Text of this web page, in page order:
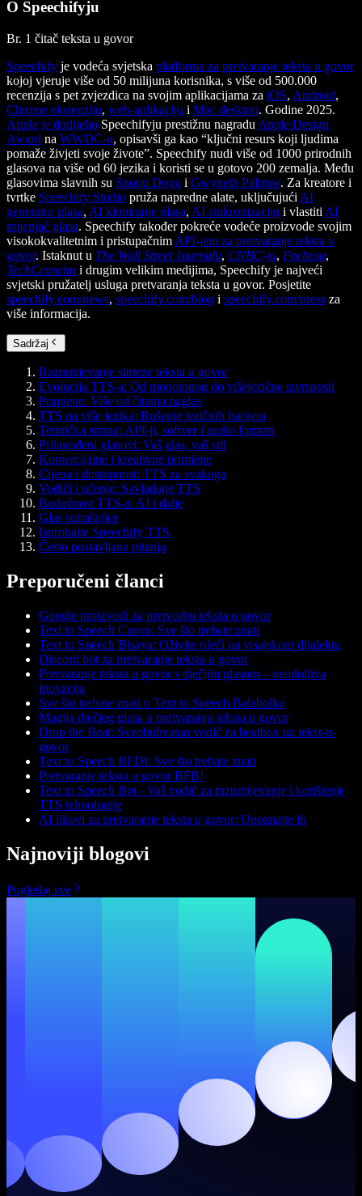
O Speechifyju
Br. 1 čitač teksta u govor
Speechify je vodeća svjetska platforma za pretvaranje teksta u govor
kojoj vjeruje više od 50 milijuna korisnika, s više od 500.000
recenzija s pet zvjezdica na svojim aplikacijama za iOS, Android,
Chrome ekstenziju, web-aplikaciju i Mac desktop. Godine 2025.
Apple je dodijelio Speechifyju prestižnu nagradu Apple Design
Award na WWDC-u, opisavši ga kao “ključni resurs koji ljudima
pomaže živjeti svoje živote”. Speechify nudi više od 1000 prirodnih
glasova na više od 60 jezika i koristi se u gotovo 200 zemalja. Među
glasovima slavnih su Snoop Dogg i Gwyneth Paltrow. Za kreatore i
tvrtke Speechify Studio pruža napredne alate, uključujući AI
generator glasa, AI kloniranje glasa, AI sinkronizaciju i vlastiti AI
mijenjač glasa. Speechify također pokreće vodeće proizvode svojim
visokokvalitetnim i pristupačnim API-jem za pretvaranje teksta u
govor. Istaknut u The Wall Street Journalu, CNBC-ju, Forbesu,
TechCrunchu i drugim velikim medijima, Speechify je najveći
svjetski pružatelj usluga pretvaranja teksta u govor. Posjetite
speechify.com/news, speechify.com/blog i speechify.com/press za
više informacija.
Sadržaj
Razumijevanje sinteze teksta u govor
Evolucija TTS-a: Od monotonog do višejezične izvrsnosti
Primjene: Više od čitanja naglas
TTS na više jezika: Rušenje jezičnih barijera
Tehnička strana: API-ji, softver i audio formati
Prilagođeni glasovi: Vaš glas, vaš stil
Komercijalne i kreativne primjene
Cijena i dostupnost: TTS za svakoga
Vodiči i učenje: Savladajte TTS
Budućnost TTS-a: AI i dalje
Glas sutrašnjice
Isprobajte Speechify TTS
Često postavljana pitanja
Preporučeni članci
Google proizvodi za pretvorbu teksta u govor
Text to Speech Canva: Sve što trebate znati
Text to Speech Bisaya: Oživite riječi na visajskom dijalektu
Discord bot za pretvaranje teksta u govor
Pretvaranje teksta u govor s dječjim glasom – neodoljiva
inovacija
Sve što trebate znati o Text to Speech Balabolka
Magija dječjeg glasa u pretvaranju teksta u govor
Drop the Beat: Sveobuhvatan vodič za beatbox uz tekst-u-
govor
Text to Speech BFDI: Sve što trebate znati
Pretvaranje teksta u govor BFB!
Text to Speech Bot - Vaš vodič za razumijevanje i korištenje
TTS tehnologije
AI likovi za pretvaranje teksta u govor: Upoznajte ih
Najnoviji blogovi
Pogledaj sve